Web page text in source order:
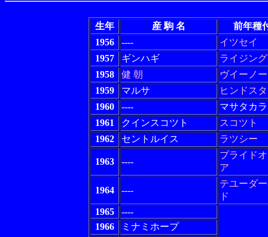
生年 産 駒 名
前年種
1956
----
イツセイ
1957
ギンハギ
ライジン
1958
健 朝
ヴイーノ
1959
マルサ
ヒンドス
1960
----
マサタカラ
1961
クインスコツト
スコツト
1962
セントルイス ラツシー
1963 ----
プライド
ア
1964 ----
テユーダ
ド
1965
----
1966
ミナミホープ